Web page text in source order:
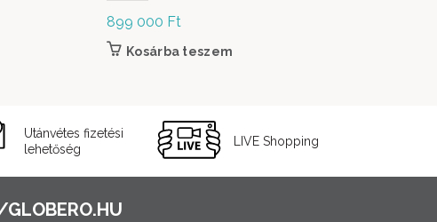
899 000 Ft
Kosárba teszem
Utánvétes fizetési
lehetőség
LIVE Shopping